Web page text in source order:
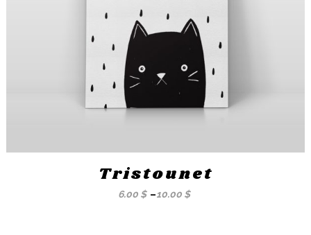
Tristounet
6.00 $ –10.00 $